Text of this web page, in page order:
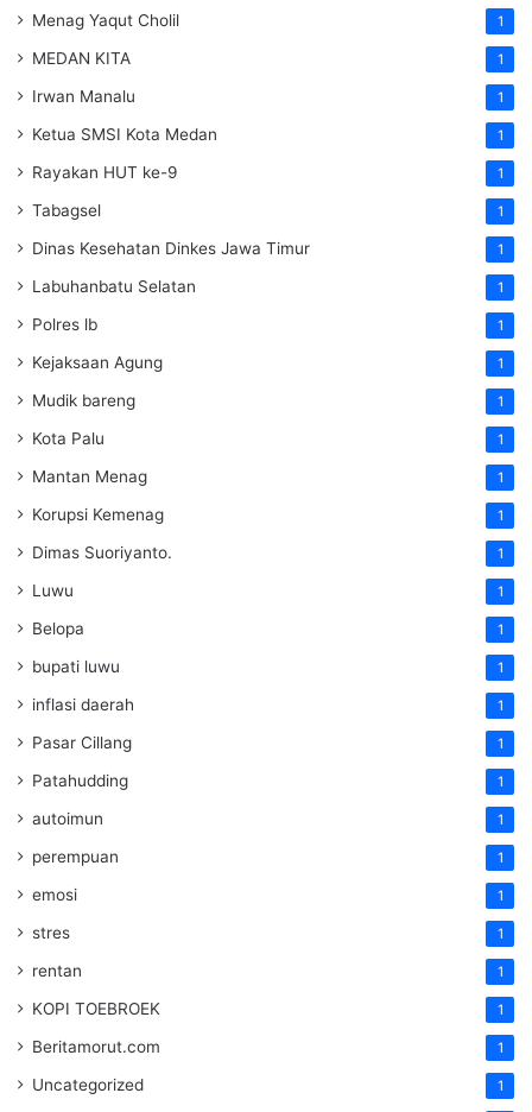
Menag Yaqut Cholil 1
MEDAN KITA 1
Irwan Manalu 1
Ketua SMSI Kota Medan 1
Rayakan HUT ke-9 1
Tabagsel 1
Dinas Kesehatan Dinkes Jawa Timur 1
Labuhanbatu Selatan 1
Polres lb 1
Kejaksaan Agung 1
Mudik bareng 1
Kota Palu 1
Mantan Menag 1
Korupsi Kemenag 1
Dimas Suoriyanto. 1
Luwu 1
Belopa 1
bupati luwu 1
inflasi daerah 1
Pasar Cillang 1
Patahudding 1
autoimun 1
perempuan 1
emosi 1
stres 1
rentan 1
KOPI TOEBROEK 1
Beritamorut.com 1
Uncategorized 1